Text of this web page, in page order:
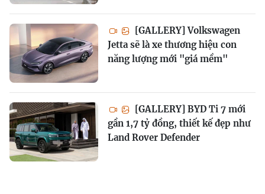
[GALLERY] Volkswagen
Jetta sẽ là xe thương hiệu con
năng lượng mới "giá mềm"
[GALLERY] BYD Ti 7 mới
gần 1,7 tỷ đồng, thiết kế đẹp như
Land Rover Defender